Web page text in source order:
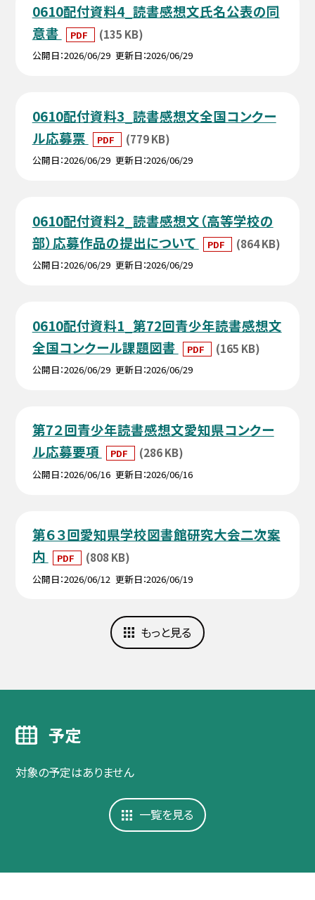
0610配付資料4_読書感想文氏名公表の同
意書
PDF (135 KB)
公開日 2026/06/29 更新日 2026/06/29
0610配付資料3_読書感想文全国コンクー
ル応募票
PDF (779 KB)
公開日 2026/06/29 更新日 2026/06/29
0610配付資料2_読書感想文（高等学校の
部）応募作品の提出について
PDF (864 KB)
公開日 2026/06/29 更新日 2026/06/29
0610配付資料1_第72回青少年読書感想文
全国コンクール課題図書
PDF (165 KB)
公開日 2026/06/29 更新日 2026/06/29
第7２回青少年読書感想文愛知県コンクー
ル応募要項
PDF (286 KB)
公開日 2026/06/16 更新日 2026/06/16
第６３回愛知県学校図書館研究大会二次案
内
PDF (808 KB)
公開日 2026/06/12 更新日 2026/06/19
もっと見る
予定
対象の予定はありません
一覧を見る